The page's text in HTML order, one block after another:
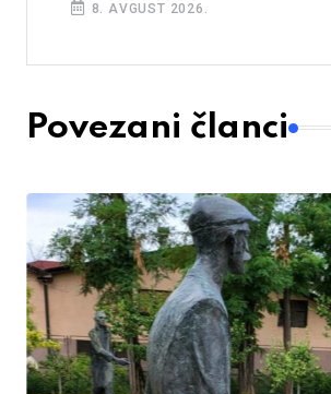
8. AVGUST 2026.
Povezani članci